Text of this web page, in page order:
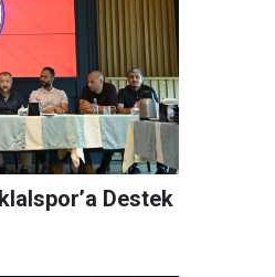
Destek